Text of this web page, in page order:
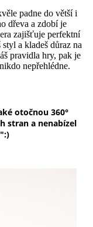
padne do větší i
dřeva a zdobí je
zajišťuje perfektní
a kladeš důraz na
pravidla hry, pak je
nepřehlédne.
otočnou 360°
stran a nenabízel